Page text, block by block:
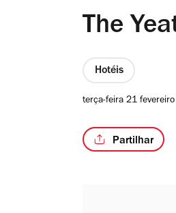
The
Hotéis
terça-feira 21
Partilhar